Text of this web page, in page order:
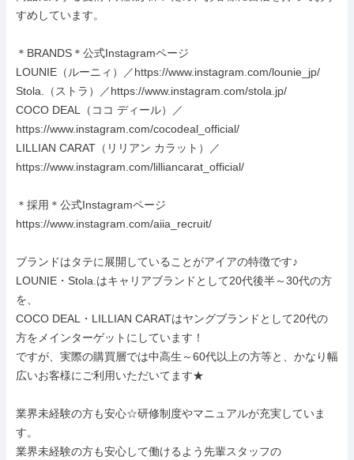
すめしています。
＊BRANDS＊公式Instagramページ
LOUNIE（ルーニィ）／https://www.instagram.com/lounie_jp/
Stola.（ストラ）／https://www.instagram.com/stola.jp/
COCO DEAL（ココ ディール）／
https://www.instagram.com/cocodeal_official/
LILLIAN CARAT（リリアン カラット）／
https://www.instagram.com/lilliancarat_official/
＊採用＊公式Instagramページ
https://www.instagram.com/aiia_recruit/
ブランドはタテに展開していることがアイアの特徴です♪
LOUNIE・Stola.はキャリアブランドとして20代後半～30代の方
を、
COCO DEAL・LILLIAN CARATはヤングブランドとして20代の
方をメインターゲットにしています！
ですが、実際の購買層では中高生～60代以上の方等と、かなり幅
広いお客様にご利用いただいてます★
業界未経験の方も安心☆研修制度やマニュアルが充実していま
す。
業界未経験の方も安心して働けるよう先輩スタッフの